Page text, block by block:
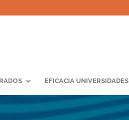
EFICACIA UNIVERSIDADES